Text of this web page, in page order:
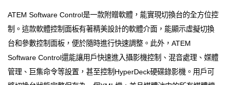
ATEM Software Control是一款附贈軟體，能實現切換台的全方位控
制。這款軟體控制面板有著精美設計的軟體介面，能顯示虛擬切換
台和參數控制面板，便於隨時進行快速調整。此外，ATEM
Software Control還能讓用戶快速進入攝影機控制、混音處理、媒體
管理、巨集命令等設置，甚至控制HyperDeck硬碟錄影機。用戶可